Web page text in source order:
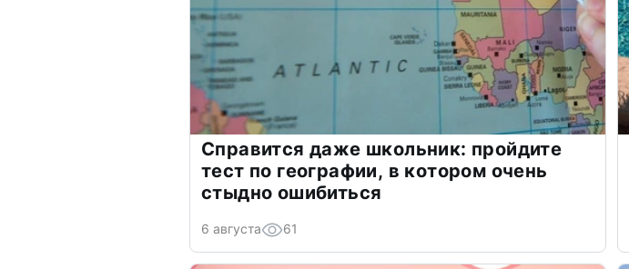
Справится даже школьник: пройдите
тест по географии, в котором очень
стыдно ошибиться
6 августа 61